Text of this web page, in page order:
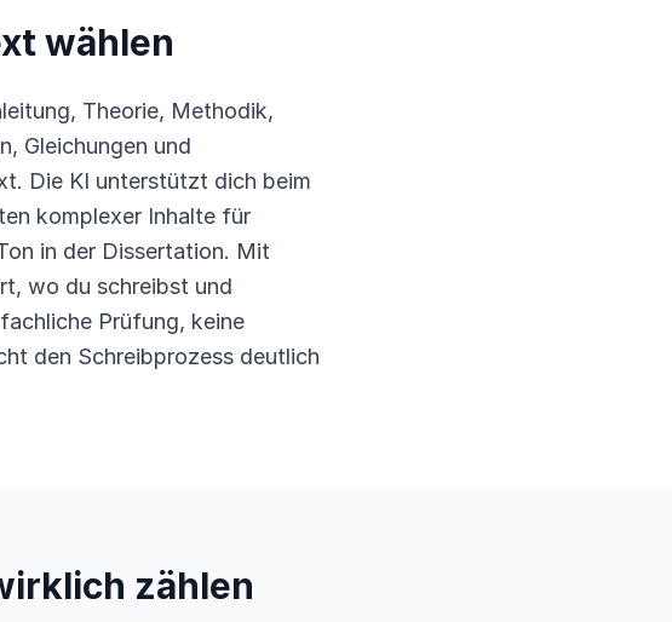
wählen
Theorie, Methodik,
Gleichungen und
Die KI unterstützt dich beim
komplexer Inhalte für
in der Dissertation. Mit
wo du schreibst und
Prüfung, keine
den Schreibprozess deutlich
zählen